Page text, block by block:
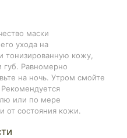
маски
ухода на
тонизированную кожу,
губ. Равномерно
на ночь. Утром смойте
или по мере
от состояния кожи.